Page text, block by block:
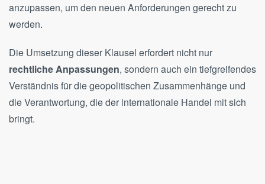
anzupassen, um den neuen Anforderungen gerecht zu
werden.
Die Umsetzung dieser Klausel erfordert nicht nur
rechtliche Anpassungen, sondern auch ein tiefgreifendes
Verständnis für die geopolitischen Zusammenhänge und
die Verantwortung, die der internationale Handel mit sich
bringt.